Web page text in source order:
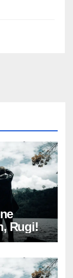
Rugi!